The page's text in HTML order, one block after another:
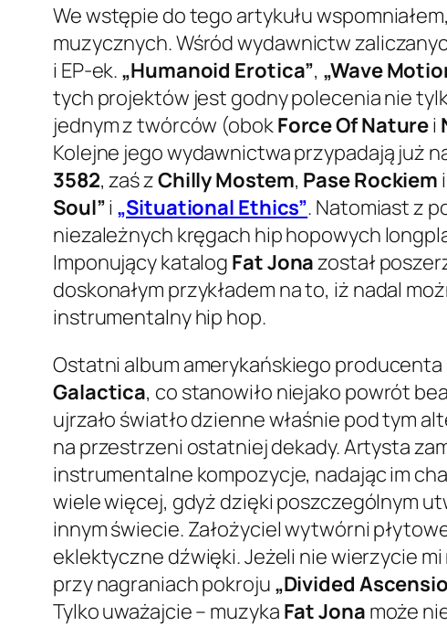
We wstępie do tego artykułu
muzycznych. Wśród wydawnictw
i EP-ek. „Humanoid Erotica”, „Wave
tych projektów jest godny polecenia nie
jednym z twórców (obokForce Of Naturei
Kolejne jego wydawnictwa przypadają już
3582, zaś zChilly Mostem, Pase Rockiem i
Soul”i „Situational Ethics”. Natomiast z
niezależnych kręgach hip hopowych
Imponujący katalog Fat Jonazostał
doskonałym przykładem na to, iż nadal
instrumentalny hip hop.
Ostatni album amerykańskiego producenta
Galactica, co stanowiło niejako powrót
ujrzało światło dzienne właśnie pod tym
na przestrzeni ostatniej dekady. Artysta
instrumentalne kompozycje, nadając im
wiele więcej, gdyż dzięki poszczególnym
innym świecie. Założyciel wytwórni
eklektyczne dźwięki. Jeżeli nie wierzycie
przy nagraniach pokroju „Divided
Tylko uważajcie – muzyka Fat Jona może